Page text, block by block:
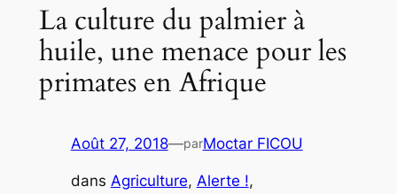
La culture du palmier à
huile, une menace pour les
primates en Afrique
Août 27, 2018—parMoctar FICOU
dans Agriculture, Alerte !